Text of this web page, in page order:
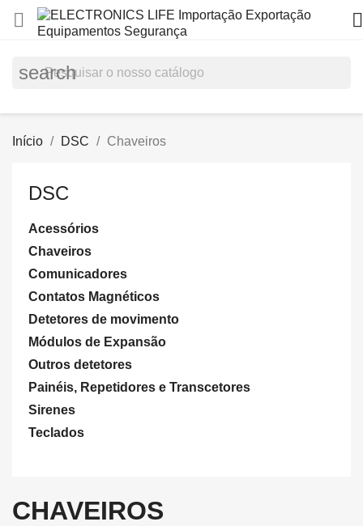
 
search
Início DSC Chaveiros
DSC
Acessórios
Chaveiros
Comunicadores
Contatos Magnéticos
Detetores de movimento
Módulos de Expansão
Outros detetores
Painéis, Repetidores e Transcetores
Sirenes
Teclados
CHAVEIROS